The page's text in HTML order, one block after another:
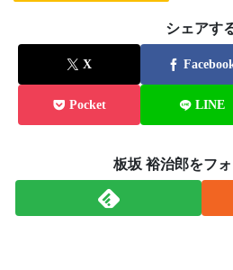
シェアす
X
Pocket LINE
板坂 裕治郎をフ